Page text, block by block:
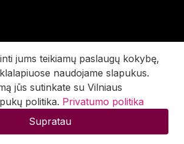
jums teikiamų paslaugų kokybę,
naudojame slapukus.
jūs sutinkate su Vilniaus
politika. Privatumo politika
Supratau